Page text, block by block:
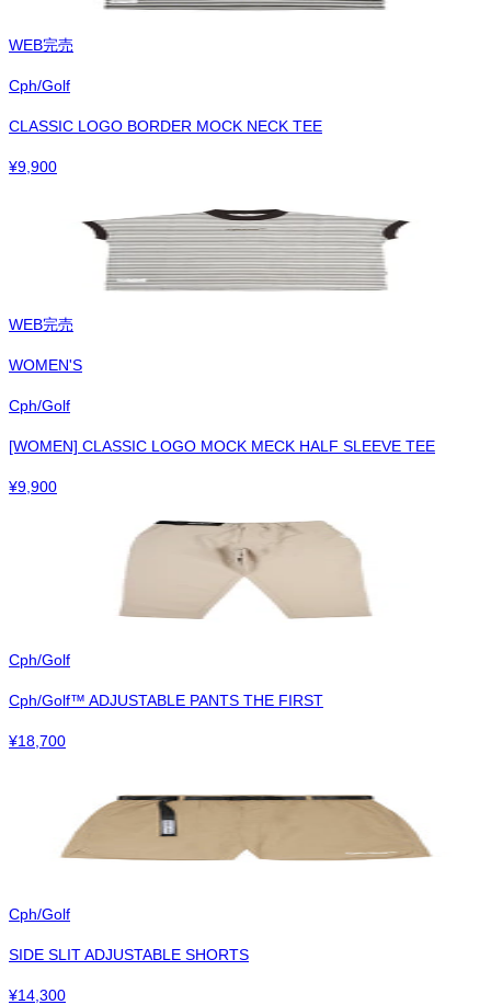
WEB完売
Cph/Golf
CLASSIC LOGO BORDER MOCK NECK TEE
¥9,900
WEB完売
WOMEN'S
Cph/Golf
[WOMEN] CLASSIC LOGO MOCK MECK HALF SLEEVE TEE
¥9,900
Cph/Golf
Cph/Golf™︎ ADJUSTABLE PANTS THE FIRST
¥18,700
Cph/Golf
SIDE SLIT ADJUSTABLE SHORTS
¥14,300